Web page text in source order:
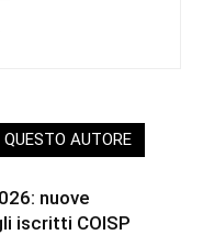
AUTORE
nuove
iscritti COISP